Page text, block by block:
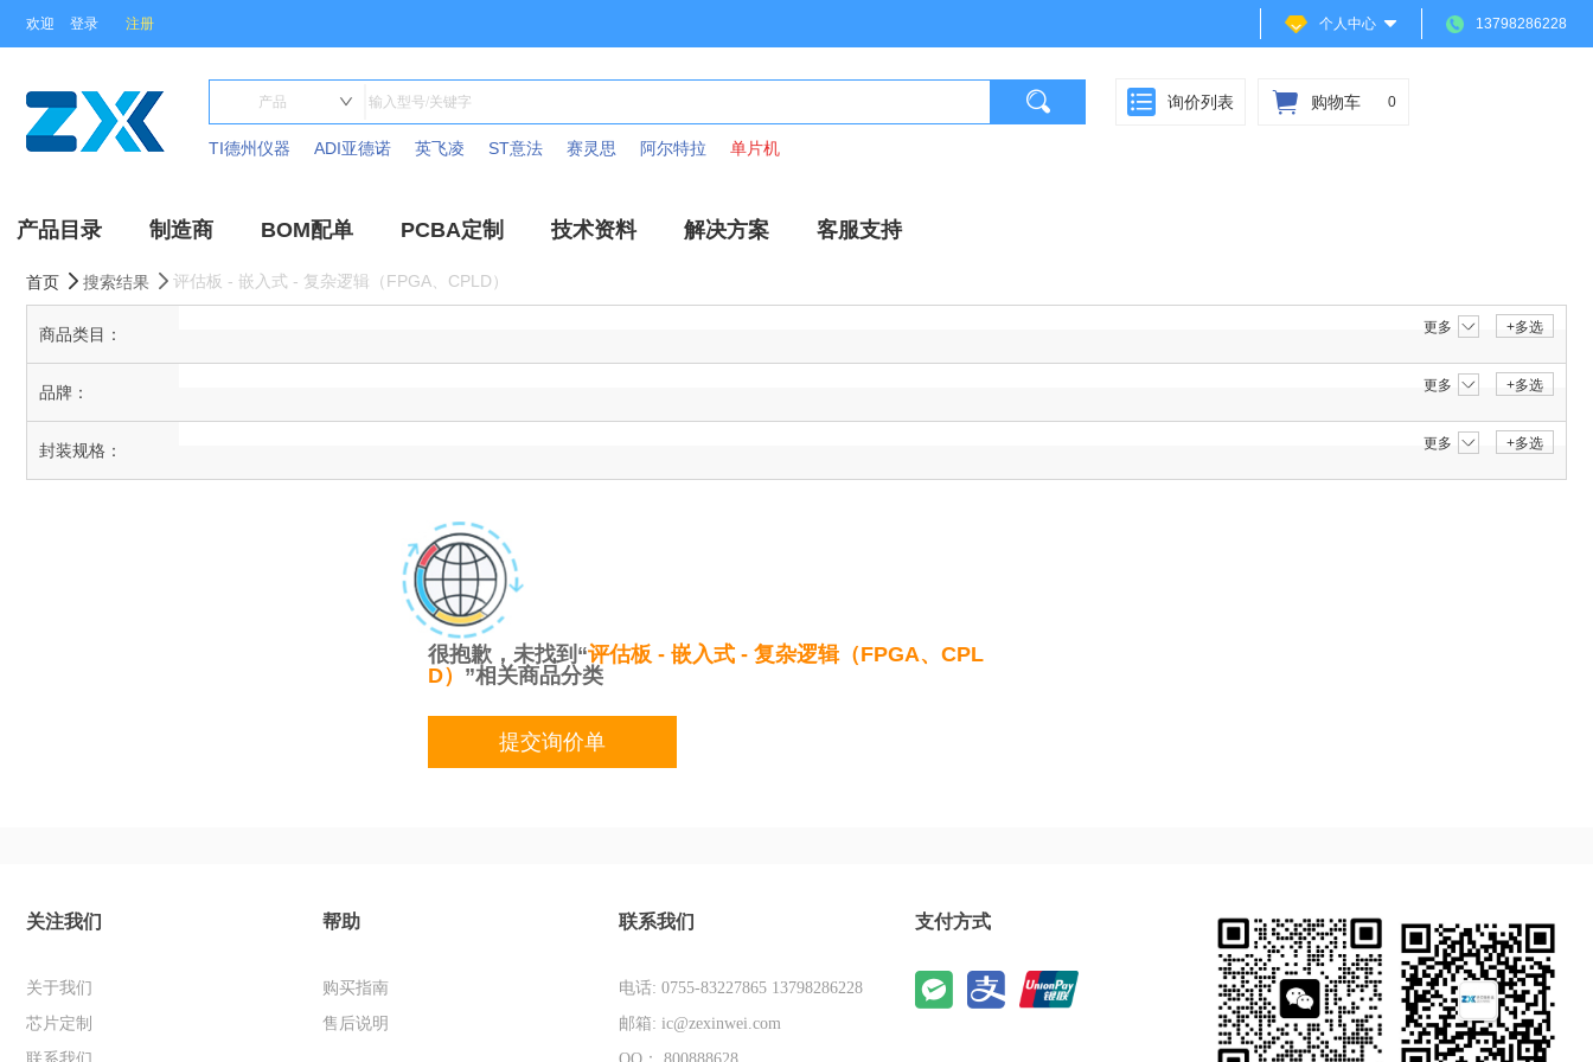
欢迎 登录 注册 个人中心 13798286228
TI德州仪器 ADI亚德诺 英飞凌 ST意法 赛灵思 阿尔特拉 单片机
询价列表 购物车 0
产品目录 制造商 BOM配单 PCBA定制 技术资料 解决方案 客服支持
首页 搜索结果 评估板 - 嵌入式 - 复杂逻辑（FPGA、CPLD）
商品类目： 更多 +多选
品牌： 更多 +多选
封装规格： 更多 +多选
很抱歉，未找到“评估板 - 嵌入式 - 复杂逻辑（FPGA、CPL
D） ”相关商品分类
提交询价单
关注我们
关于我们
芯片定制
帮助
购买指南
售后说明
联系我们
电话: 0755-83227865 13798286228
邮箱: ic@zexinwei.com
支付方式